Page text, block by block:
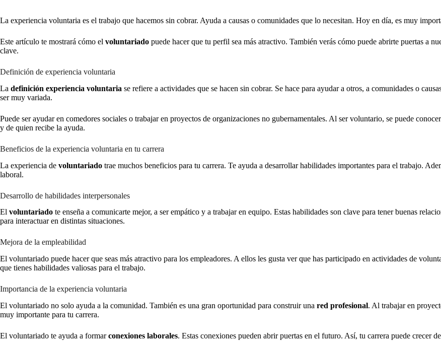
La experiencia voluntaria es el trabajo que hacemos sin cobrar. Ayuda a causas o comunidades que lo necesitan. Hoy en día, es muy
Este artículo te mostrará cómo el voluntariado puede hacer que tu perfil sea más atractivo. También verás cómo puede abrirte puertas a
clave.
Definición de experiencia voluntaria
La definición experiencia voluntaria se refiere a actividades que se hacen sin cobrar. Se hace para ayudar a otros, a comunidades o
ser muy variada.
Puede ser ayudar en comedores sociales o trabajar en proyectos de organizaciones no gubernamentales. Al ser voluntario, se puede
y de quien recibe la ayuda.
Beneficios de la experiencia voluntaria en tu carrera
La experiencia de voluntariado trae muchos beneficios para tu carrera. Te ayuda a desarrollar habilidades importantes para el trabajo.
laboral.
Desarrollo de habilidades interpersonales
El voluntariado te enseña a comunicarte mejor, a ser empático y a trabajar en equipo. Estas habilidades son clave para tener buenas
para interactuar en distintas situaciones.
Mejora de la empleabilidad
El voluntariado puede hacer que seas más atractivo para los empleadores. A ellos les gusta ver que has participado en actividades de
que tienes habilidades valiosas para el trabajo.
Importancia de la experiencia voluntaria
El voluntariado no solo ayuda a la comunidad. También es una gran oportunidad para construir una red profesional. Al trabajar en
muy importante para tu carrera.
El voluntariado te ayuda a formarconexiones laborales. Estas conexiones pueden abrir puertas en el futuro. Así, tu carrera puede crecer